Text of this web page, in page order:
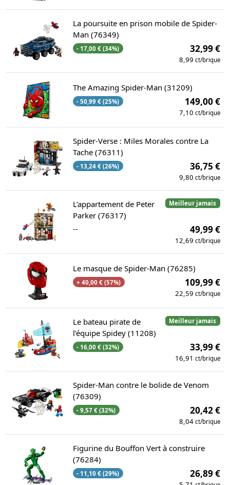
La poursuite en prison mobile de Spider-
Man (76349)
- 17,00 € (34%) 32,99 €
8,99 ct/brique
The Amazing Spider-Man (31209)
- 50,99 € (25%) 149,00 €
7,10 ct/brique
Spider-Verse : Miles Morales contre La
Tache (76311)
- 13,24 € (26%) 36,75 €
9,80 ct/brique
Meilleur jamais
L’appartement de Peter
Parker (76317)
--
49,99 €
12,69 ct/brique
Le masque de Spider-Man (76285)
+ 40,00 € (57%) 109,99 €
22,59 ct/brique
Meilleur jamais
Le bateau pirate de
l’équipe Spidey (11208)
- 16,00 € (32%) 33,99 €
16,91 ct/brique
Spider-Man contre le bolide de Venom
(76309)
- 9,57 € (32%) 20,42 €
8,04 ct/brique
Figurine du Bouffon Vert à construire
(76284)
- 11,10 € (29%) 26,89 €